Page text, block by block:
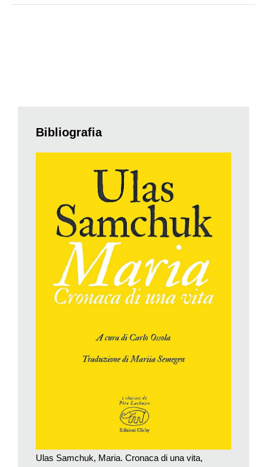
che è sempre stato definito il granaio d’Europa, e che
l’intenzionalità del regime intervenne soltanto in un secondo
momento, per sfruttare al massimo una tendenza già in atto.
Le scelte scellerate di Stalin, deciso a piegare le resistenze dei
contadini benestanti (i kulaki), contribuirono infatti ad
accrescere enormemente la carestia alzando le quote di grano
richieste all’Ucraina dal governo centrale e arrivando persino a
impedire di seminarne una parte per l’anno venturo (1933).
, il saggio di Mark B. Tauger pubblicato su «Slavic
Review» (vol. 50, Cambridge University Press, 1991, pp. 70-
contesto non favorevole per la libertà di espressione, fu subito
ricettiva e pronta al racconto della grande fame. Lo fece il
giornalista e scrittore ebreo di origine ucraina Vasilij
Grossman, nell’anta minore del trittico che si compone
Stalingrado (giàPer una giusta causa, 1952),Vita e
Bibliografia
Ulas Samchuk, Maria. Cronaca di una vita,